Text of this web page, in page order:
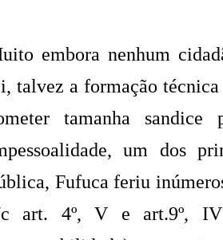
embora nenhum
talvez a formação
tamanha
um dos
Fufuca feriu
c art. 4º, V e art.9º,